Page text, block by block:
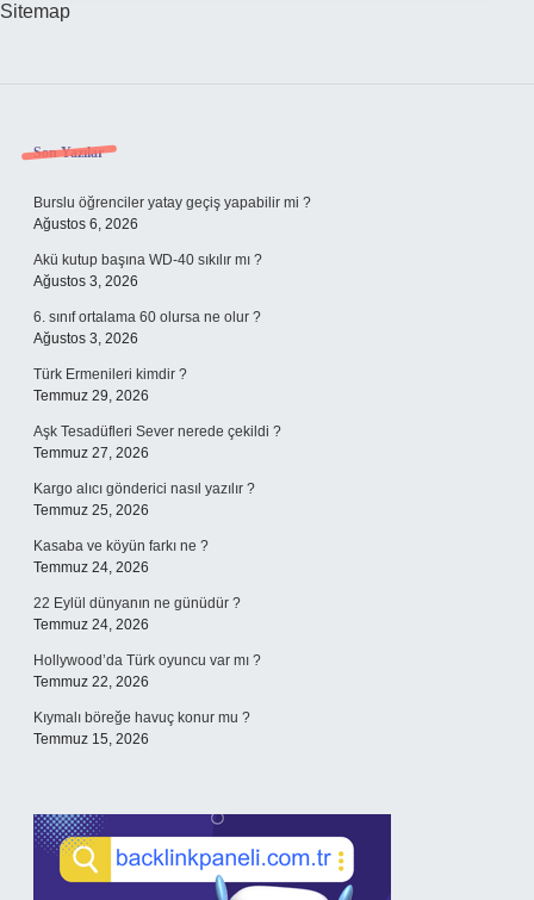
Sitemap
Sidebar
Son Yazılar
Burslu öğrenciler yatay geçiş yapabilir mi ?
Ağustos 6, 2026
Akü kutup başına WD-40 sıkılır mı ?
Ağustos 3, 2026
6. sınıf ortalama 60 olursa ne olur ?
Ağustos 3, 2026
Türk Ermenileri kimdir ?
Temmuz 29, 2026
Aşk Tesadüfleri Sever nerede çekildi ?
Temmuz 27, 2026
Kargo alıcı gönderici nasıl yazılır ?
Temmuz 25, 2026
Kasaba ve köyün farkı ne ?
Temmuz 24, 2026
22 Eylül dünyanın ne günüdür ?
Temmuz 24, 2026
Hollywood’da Türk oyuncu var mı ?
Temmuz 22, 2026
Kıymalı böreğe havuç konur mu ?
Temmuz 15, 2026